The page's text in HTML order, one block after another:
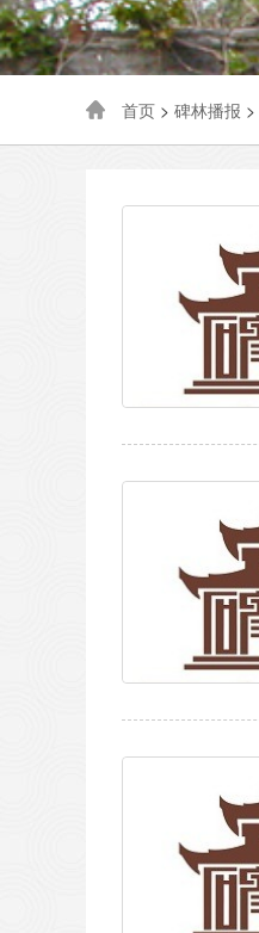
首页 > 碑林播报 >